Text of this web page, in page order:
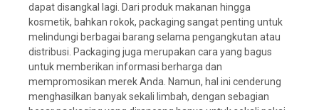
dapat disangkal lagi. Dari produk makanan hingga
kosmetik, bahkan rokok, packaging sangat penting untuk
melindungi berbagai barang selama pengangkutan atau
distribusi. Packaging juga merupakan cara yang bagus
untuk memberikan informasi berharga dan
mempromosikan merek Anda. Namun, hal ini cenderung
menghasilkan banyak sekali limbah, dengan sebagian